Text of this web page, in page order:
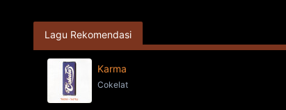
Lagu Rekomendasi
Karma
Cokelat